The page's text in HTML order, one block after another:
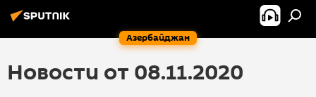
Азербайджан
Новости от 08.11.2020